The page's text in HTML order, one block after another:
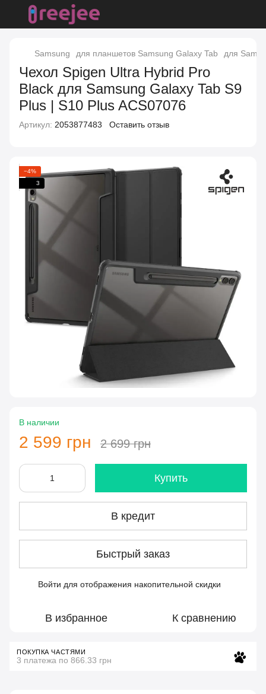
Samsung для планшетов Samsung Galaxy Tab для
Чехол Spigen Ultra Hybrid Pro
Black для Samsung Galaxy Tab S9
Plus | S10 Plus ACS07076
Артикул: 2053877483 Оставить отзыв
−4%
3
В наличии
2 599 грн 2 699 грн
Купить
В кредит
Быстрый заказ
Войти для отображения накопительной скидки
В избранное К сравнению
ПОКУПКА ЧАСТЯМИ
3 платежа по 866.33 грн